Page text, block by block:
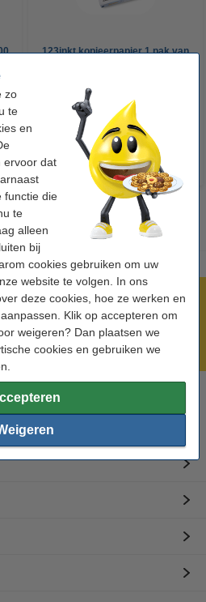
zo
te
en
ervoor dat
functie die
te
alleen
bij
cookies gebruiken om uw
website te volgen. In ons
deze cookies, hoe ze werken en
Klik op accepteren om
weigeren? Dan plaatsen we
cookies en gebruiken we
123inkt kopieerpapier 1 pak van
€ 7,25 Incl. 21% btw
in huis!
ons op +32 (0)9 39 64 123
van 8.30 tot 17 uur